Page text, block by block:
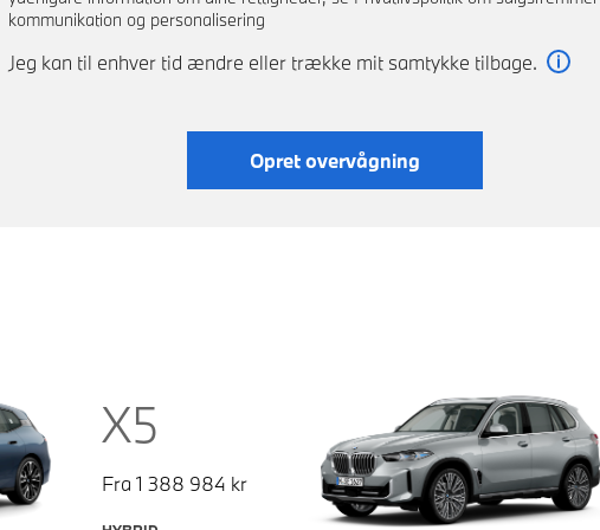
kommunikation og personalisering
Jeg kan til enhver tid ændre eller trække mit samtykke tilbage.
Opret overvågning
X5
Fra 1 388 984 kr